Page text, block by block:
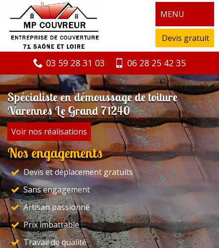
MENU
Devis gratuit
03 59 28 31 03 06 28 25 42 35
Spécialiste en démoussage de toiture
Varennes Le Grand 71240
Voir nos réalisations
Nos engagements
Devis et déplacement gratuits
Sans engagement
Artisan passionné
Prix imbattable
Travail de qualité